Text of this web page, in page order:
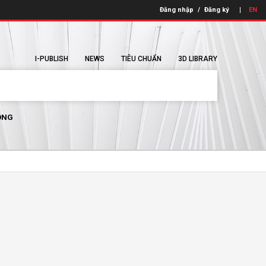
Đăng nhập / Đăng ký EN
I-PUBLISH NEWS TIÊU CHUẨN 3D LIBRARY